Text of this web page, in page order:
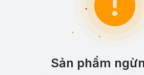
Sản phẩm